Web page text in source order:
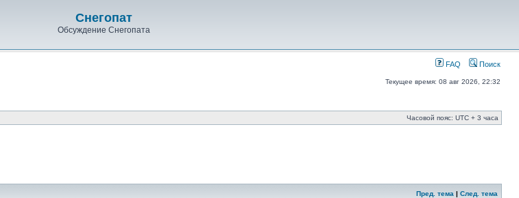
Снегопат
Обсуждение Снегопата
FAQ Поиск
Текущее время: 08 авг 2026, 22:32
Часовой пояс: UTC + 3 часа
Пред. тема | След. тема